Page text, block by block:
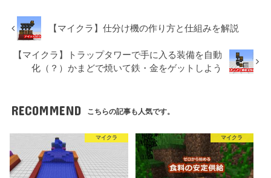
【マイクラ】仕分け機の作り方と仕組みを解説
【マイクラ】トラップタワーで手に入る装備を自動
化（？）かまどで焼いて鉄・金をゲットしよう
RECOMMEND こちらの記事も人気です。
マイクラ マイクラ